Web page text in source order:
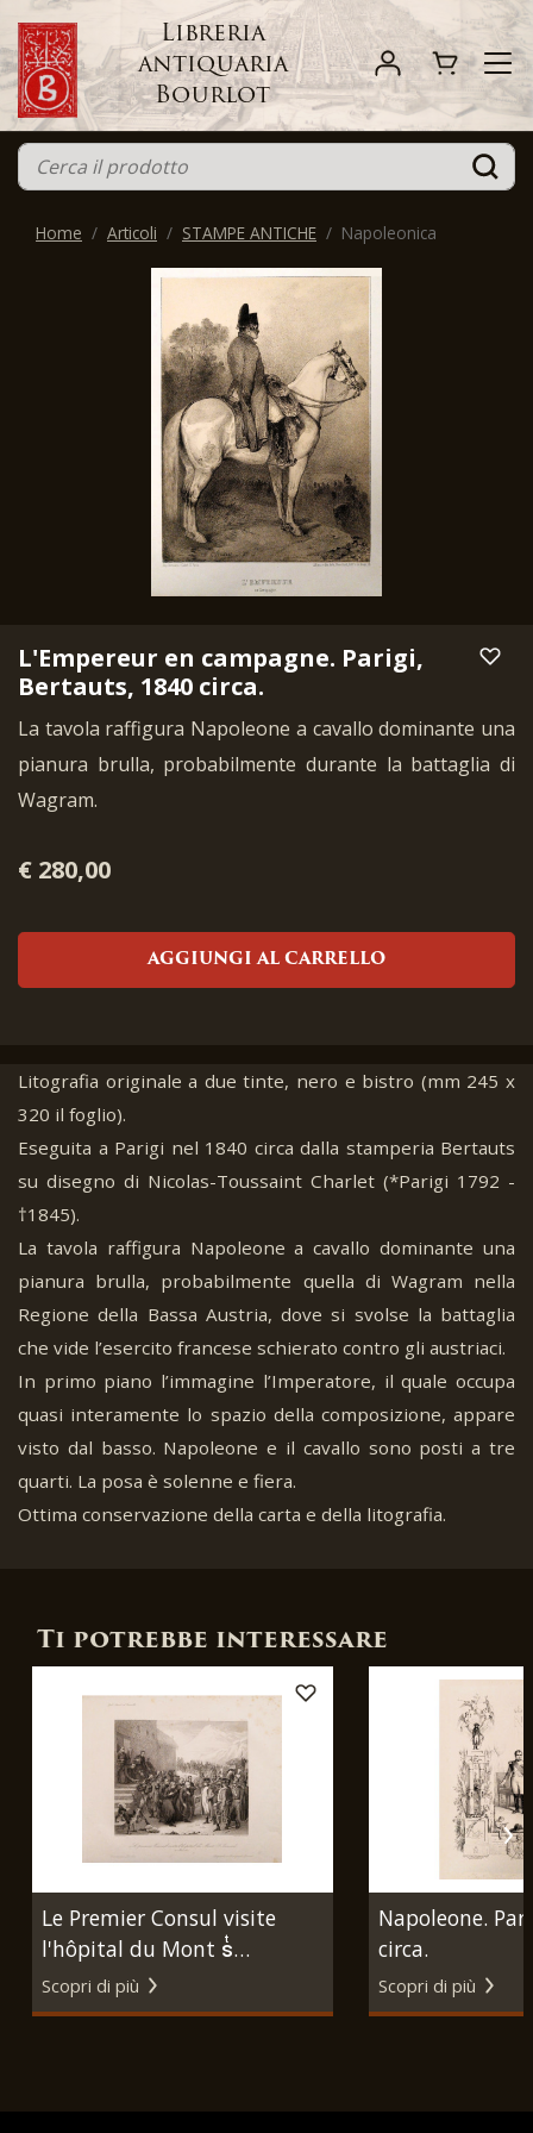
Libreria
antiquaria
Bourlot
Home Articoli STAMPE ANTICHE Napoleonica
L'Empereur en campagne. Parigi,
Bertauts, 1840 circa.
La tavola raffigura Napoleone a cavallo dominante una
pianura brulla, probabilmente durante la battaglia di
Wagram.
€ 280,00
AGGIUNGI AL CARRELLO
Litografia originale a due tinte, nero e bistro (mm 245 x
320 il foglio).
Eseguita a Parigi nel 1840 circa dalla stamperia Bertauts
su disegno di Nicolas-Toussaint Charlet (*Parigi 1792 -
†1845).
La tavola raffigura Napoleone a cavallo dominante una
pianura brulla, probabilmente quella di Wagram nella
Regione della Bassa Austria, dove si svolse la battaglia
che vide l’esercito francese schierato contro gli austriaci.
In primo piano l’immagine l’Imperatore, il quale occupa
quasi interamente lo spazio della composizione, appare
visto dal basso. Napoleone e il cavallo sono posti a tre
quarti. La posa è solenne e fiera.
Ottima conservazione della carta e della litografia.
Ti potrebbe interessare
Le Premier Consul visite
l'hôpital du Mont sͭ
Bernard, 20 mai 1800.
Parigi, Alphonse François,
Scopri di più
Napoleone.
circa.
Scopri di più